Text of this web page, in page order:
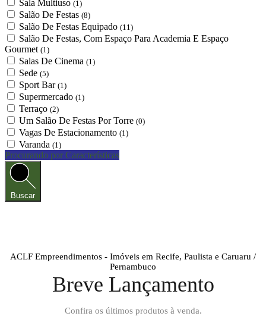
Sala Multiuso (1)
Salão De Festas (8)
Salão De Festas Equipado (11)
Salão De Festas, Com Espaço Para Academia E Espaço
Gourmet (1)
Salas De Cinema (1)
Sede (5)
Sport Bar (1)
Supermercado (1)
Terraço (2)
Um Salão De Festas Por Torre (0)
Vagas De Estacionamento (1)
Varanda (1)
Procurando por Características
Buscar
ACLF Empreendimentos - Imóveis em Recife, Paulista e Caruaru /
Pernambuco
Breve Lançamento
Confira os últimos produtos à venda.